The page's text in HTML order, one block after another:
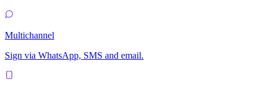
Multichannel
Sign via WhatsApp, SMS and email.